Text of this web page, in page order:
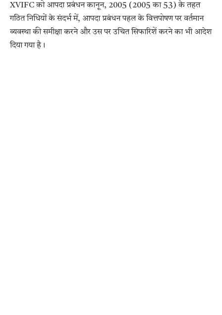
XVIFC को आपदा प्रबंधन कानून, 2005 (2005 का 53) के तहत
गठित निधियों के संदर्भ में, आपदा प्रबंधन पहल के वित्तपोषण पर वर्तमान
व्यवस्था की समीक्षा करने और उस पर उचित सिफारिशें करने का भी आदेश
दिया गया है।